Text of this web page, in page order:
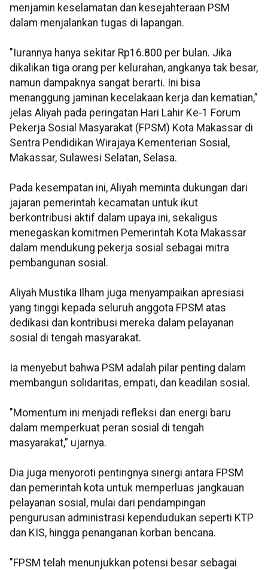
menjamin keselamatan dan kesejahteraan PSM
dalam menjalankan tugas di lapangan.
"Iurannya hanya sekitar Rp16.800 per bulan. Jika
dikalikan tiga orang per kelurahan, angkanya tak besar,
namun dampaknya sangat berarti. Ini bisa
menanggung jaminan kecelakaan kerja dan kematian,”
jelas Aliyah pada peringatan Hari Lahir Ke-1 Forum
Pekerja Sosial Masyarakat (FPSM) Kota Makassar di
Sentra Pendidikan Wirajaya Kementerian Sosial,
Makassar, Sulawesi Selatan, Selasa.
Pada kesempatan ini, Aliyah meminta dukungan dari
jajaran pemerintah kecamatan untuk ikut
berkontribusi aktif dalam upaya ini, sekaligus
menegaskan komitmen Pemerintah Kota Makassar
dalam mendukung pekerja sosial sebagai mitra
pembangunan sosial.
Aliyah Mustika Ilham juga menyampaikan apresiasi
yang tinggi kepada seluruh anggota FPSM atas
dedikasi dan kontribusi mereka dalam pelayanan
sosial di tengah masyarakat.
Ia menyebut bahwa PSM adalah pilar penting dalam
membangun solidaritas, empati, dan keadilan sosial.
"Momentum ini menjadi refleksi dan energi baru
dalam memperkuat peran sosial di tengah
masyarakat,” ujarnya.
Dia juga menyoroti pentingnya sinergi antara FPSM
dan pemerintah kota untuk memperluas jangkauan
pelayanan sosial, mulai dari pendampingan
pengurusan administrasi kependudukan seperti KTP
dan KIS, hingga penanganan korban bencana.
"FPSM telah menunjukkan potensi besar sebagai